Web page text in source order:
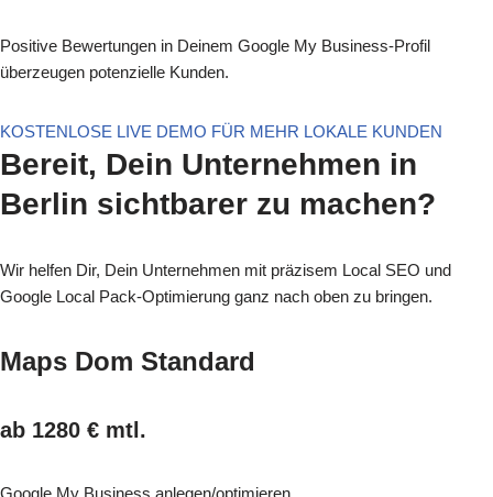
Positive Bewertungen in Deinem Google My Business-Profil
überzeugen potenzielle Kunden.
KOSTENLOSE LIVE DEMO FÜR MEHR LOKALE KUNDEN
Bereit, Dein Unternehmen in
Berlin sichtbarer zu machen?
Wir helfen Dir, Dein Unternehmen mit präzisem Local SEO und
Google Local Pack-Optimierung ganz nach oben zu bringen.
Maps Dom Standard
ab 1280 € mtl.
Google My Business anlegen/optimieren